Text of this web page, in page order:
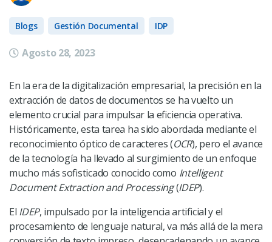
Blogs Gestión Documental IDP
Agosto 28, 2023
En la era de la digitalización empresarial, la precisión en la
extracción de datos de documentos se ha vuelto un
elemento crucial para impulsar la eficiencia operativa.
Históricamente, esta tarea ha sido abordada mediante el
reconocimiento óptico de caracteres (OCR), pero el avance
de la tecnología ha llevado al surgimiento de un enfoque
mucho más sofisticado conocido como Intelligent
Document Extraction and Processing(IDEP).
El IDEP, impulsado por la inteligencia artificial y el
procesamiento de lenguaje natural, va más allá de la mera